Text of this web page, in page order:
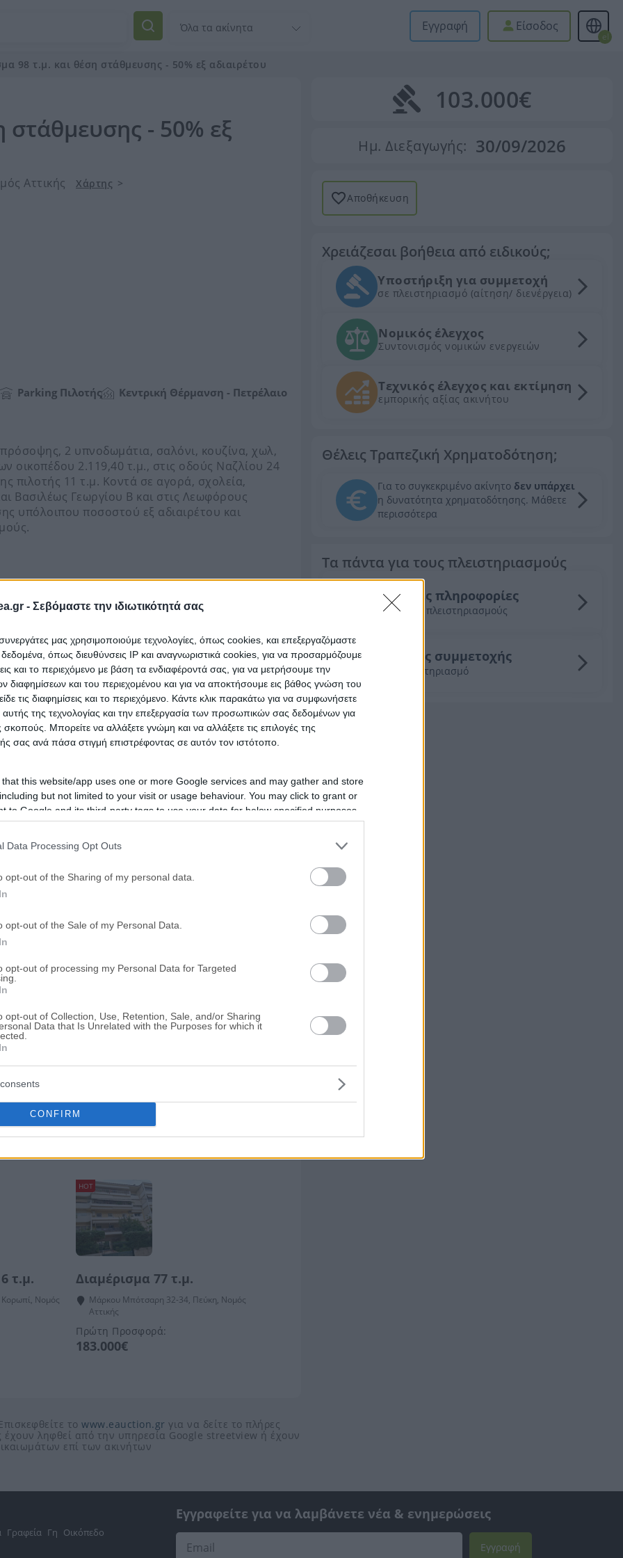
- Σεβόμαστε την ιδιωτικότητά σας
συνεργάτες μας χρησιμοποιούμε τεχνολογίες, όπως cookies, και επεξεργαζόμαστε
όπως διευθύνσεις IP και αναγνωριστικά cookies, για να προσαρμόζουμε
και το περιεχόμενο με βάση τα ενδιαφέροντά σας, για να μετρήσουμε την
διαφημίσεων και του περιεχομένου και για να αποκτήσουμε εις βάθος γνώση του
τις διαφημίσεις και το περιεχόμενο. Κάντε κλικ παρακάτω για να συμφωνήσετε
της τεχνολογίας και την επεξεργασία των προσωπικών σας δεδομένων για
Μπορείτε να αλλάξετε γνώμη και να αλλάξετε τις επιλογές της
σας ανά πάσα στιγμή επιστρέφοντας σε αυτόν τον ιστότοπο.
that this website/app uses one or more Google services and may gather and store
but not limited to your visit or usage behaviour. You may click to grant or
to Google and its third-party tags to use your data for below specified purposes
consent section.
Data Processing Opt Outs
opt-out of the Sharing of my personal data.
opt-out of the Sale of my Personal Data.
opt-out of processing my Personal Data for Targeted
opt-out of Collection, Use, Retention, Sale, and/or Sharing
Data that Is Unrelated with the Purposes for which it
CONFIRM
Εγγραφή Είσοδος
el
98 τ.μ. και θέση στάθμευσης - 50% εξ αδιαιρέτου
στάθμευσης - 50% εξ
Αττικής Χάρτης >
Parking Πιλοτής Κεντρική Θέρμανση - Πετρέλαιο
2 υπνοδωμάτια, σαλόνι, κουζίνα, χωλ,
οικοπέδου 2.119,40 τ.μ., στις οδούς Ναζλίου 24
πιλοτής 11 τ.μ. Κοντά σε αγορά, σχολεία,
Βασιλέως Γεωργίου Β και στις Λεωφόρους
υπόλοιπου ποσοστού εξ αδιαιρέτου και
ακόμα στο eauction.gr (πλατφόρμα
Αποθηκεύστε τον ώστε να ενημερωθείτε όταν
αδιαιρέτου με αρχική τιμή 103.000€
τοπική αγορά
τ.μ.
Νομός
HOT
Διαμέρισμα 77 τ.μ.
Μάρκου Μπότσαρη 32-34, Πεύκη, Νομός
Αττικής
Πρώτη Προσφορά:
183.000€
το www.eauction.gr για να δείτε το πλήρες
έχουν ληφθεί από την υπηρεσία Google streetview ή έχουν
επί των ακινήτων
103.000€
Ημ. Διεξαγωγής: 30/09/2026
Αποθήκευση
Χρειάζεσαι βοήθεια από ειδικούς;
Υποστήριξη για συμμετοχή
σε πλειστηριασμό (αίτηση/ διενέργεια)
Νομικός έλεγχος
Συντονισμός νομικών ενεργειών
Τεχνικός έλεγχος και εκτίμηση
εμπορικής αξίας ακινήτου
Θέλεις Τραπεζική Χρηματοδότηση;
Για το συγκεκριμένο ακίνητο δεν υπάρχει
η δυνατότητα χρηματοδότησης. Μάθετε
περισσότερα
Τα πάντα για τους πλειστηριασμούς
Γενικές πληροφορίες
για τους πλειστηριασμούς
Οδηγός συμμετοχής
σε πλειστηριασμό
Γραφεία Γη Οικόπεδο
Εγγραφείτε για να λαμβάνετε νέα & ενημερώσεις
Εγγραφή